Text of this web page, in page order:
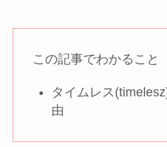
この記事でわかること
タイムレス
由